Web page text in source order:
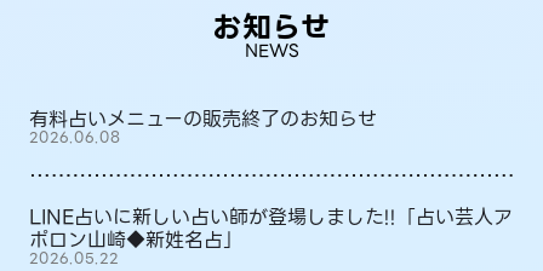
お知らせ
NEWS
有料占いメニューの販売終了のお知らせ
2026.06.08
LINE占いに新しい占い師が登場しました!!「占い芸人ア
ポロン山崎◆新姓名占」
2026.05.22